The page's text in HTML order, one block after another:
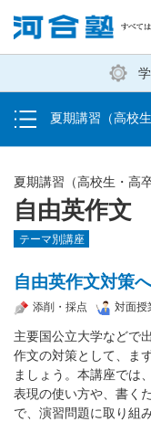
塾生の方
夏期講習（高校
受講料・お申し込み
受講開始までの流れ
校舎・教室一覧
自由英作文
夏期講習（高校生・高卒
テーマ別講座
自由英作文対策
添削・採点 対面授
主要国公立大学などで
作文の対策として、ま
ましょう。本講座では
表現の使い方や、書く
で、演習問題に取り組